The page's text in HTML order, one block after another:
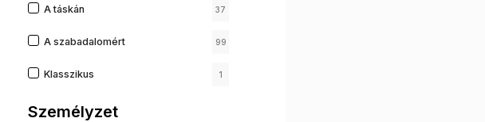
A táskán 37
A szabadalomért 99
Klasszikus 1
francia kastély
Személyzet